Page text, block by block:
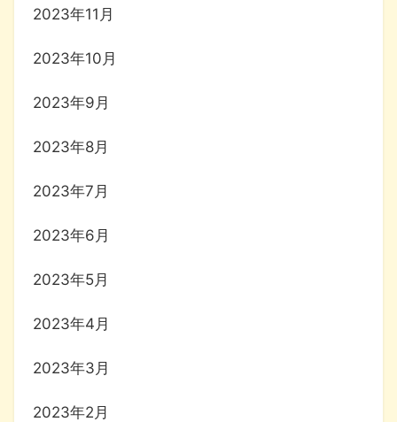
2023年11月
2023年10月
2023年9月
2023年8月
2023年7月
2023年6月
2023年5月
2023年4月
2023年3月
2023年2月